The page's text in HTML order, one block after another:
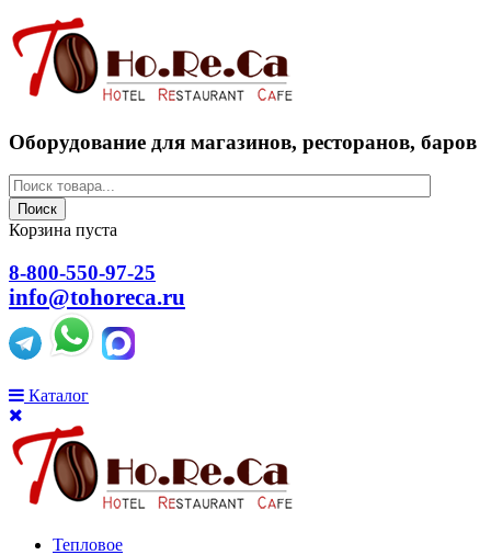
Оборудование для магазинов, ресторанов, баров
Поиск
Корзина пуста
8-800-550-97-25
info@tohoreca.ru
Каталог
Тепловое